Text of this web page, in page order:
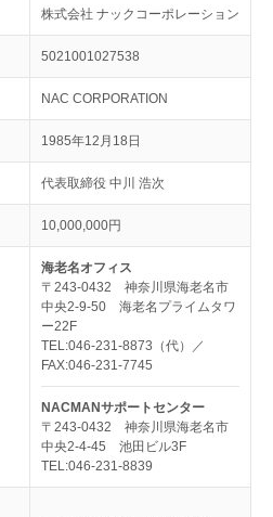
株式会社 ナックコーポレーション
5021001027538
NAC CORPORATION
1985年12月18日
代表取締役 中川 浩次
10,000,000円
海老名オフィス
〒243-0432 神奈川県海老名市
中央2-9-50 海老名プライムタワ
ー22F
TEL:046-231-8873（代）／
FAX:046-231-7745
NACMANサポートセンター
〒243-0432 神奈川県海老名市
中央2-4-45 池田ビル3F
TEL:046-231-8839